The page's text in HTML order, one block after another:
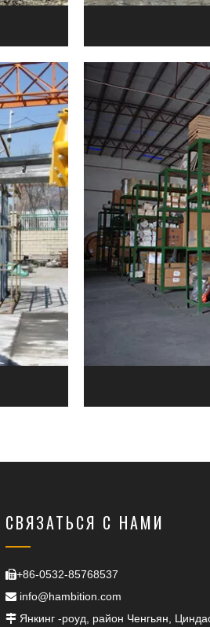
СВЯЗАТЬСЯ С НАМИ
+86-0532-85768537
 info@hambition.com
 Янкинг -роуд, район Ченгьян,